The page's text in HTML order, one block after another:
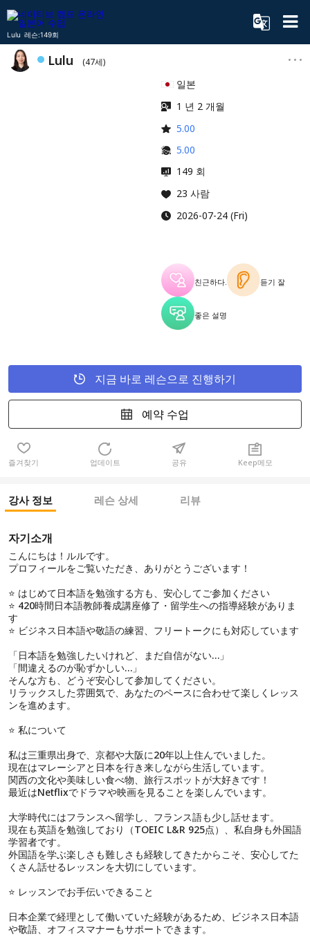
Lulu 레슨:149회
Lulu (47세)
일본
1 년 2 개월
5.00
5.00
149 회
23 사람
2026-07-24 (Fri)
친근하다. 듣기 잘
좋은 설명
지금 바로 레슨으로 진행하기
예약 수업
즐겨찾기 업데이트 공유 Keep메모
강사 정보 레슨 상세 리뷰
자기소개
こんにちは！ルルです。
プロフィールをご覧いただき、ありがとうございます！
⭐ はじめて日本語を勉強する方も、安心してご参加ください
⭐ 420時間日本語教師養成講座修了・留学生への指導経験がありま
す
⭐ ビジネス日本語や敬語の練習、フリートークにも対応しています
「日本語を勉強したいけれど、まだ自信がない…」
「間違えるのが恥ずかしい…」
そんな方も、どうぞ安心して参加してください。
リラックスした雰囲気で、あなたのペースに合わせて楽しくレッス
ンを進めます。
⭐ 私について
私は三重県出身で、京都や大阪に20年以上住んでいました。
現在はマレーシアと日本を行き来しながら生活しています。
関西の文化や美味しい食べ物、旅行スポットが大好きです！
最近はNetflixでドラマや映画を見ることを楽しんでいます。
大学時代にはフランスへ留学し、フランス語も少し話せます。
現在も英語を勉強しており（TOEIC L&R 925点）、私自身も外国語
学習者です。
外国語を学ぶ楽しさも難しさも経験してきたからこそ、安心してた
くさん話せるレッスンを大切にしています。
⭐ レッスンでお手伝いできること
日本企業で経理として働いていた経験があるため、ビジネス日本語
や敬語、オフィスマナーもサポートできます。